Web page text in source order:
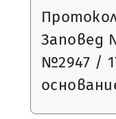
Заповед
№2947 /